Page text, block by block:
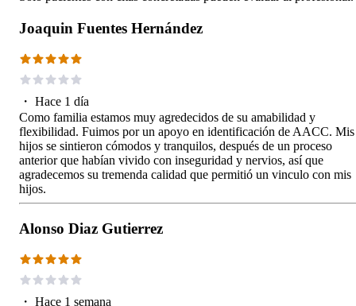
Joaquin Fuentes Hernández
・ Hace 1 día
Como familia estamos muy agredecidos de su amabilidad y
flexibilidad. Fuimos por un apoyo en identificación de AACC. Mis
hijos se sintieron cómodos y tranquilos, después de un proceso
anterior que habían vivido con inseguridad y nervios, así que
agradecemos su tremenda calidad que permitió un vinculo con mis
hijos.
Alonso Diaz Gutierrez
・ Hace 1 semana